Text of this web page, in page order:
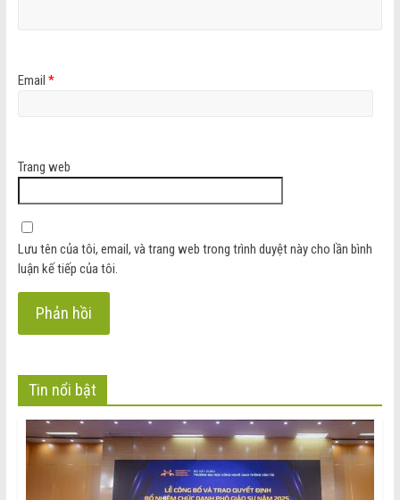
Email *
Trang web
Lưu tên của tôi, email, và trang web trong trình duyệt này cho lần bình
luận kế tiếp của tôi.
Tin nổi bật